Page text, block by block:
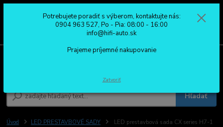
Hľadať
0904 963 527
Po - Pia: 08:00 - 16:00
Úvod LED PRESTAVBOVÉ SADY LED prestavbová sada CX series H7-1
Potrebujete poradiť s výberom, kontaktujte nás:
0904 963 527, Po - Pia: 08:00 - 16:00
info@hifi-auto.sk
Prajeme príjemné nakupovanie
Zatvoriť